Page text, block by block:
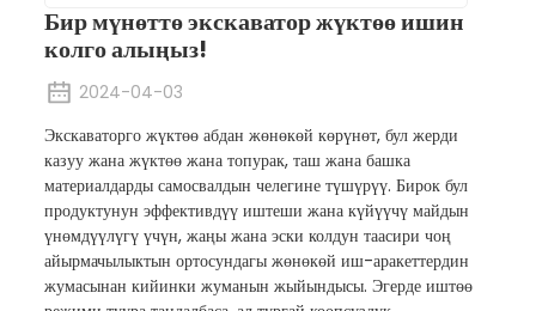
Бир мүнөттө экскаватор жүктөө ишин
колго алыңыз!
2024-04-03
Экскаваторго жүктөө абдан жөнөкөй көрүнөт, бул жерди
казуу жана жүктөө жана топурак, таш жана башка
материалдарды самосвалдын челегине түшүрүү. Бирок бул
продуктунун эффективдүү иштеши жана күйүүчү майдын
үнөмдүүлүгү үчүн, жаңы жана эски колдун таасири чоң
айырмачылыктын ортосундагы жөнөкөй иш-аракеттердин
жумасынан кийинки жуманын жыйындысы. Эгерде иштөө